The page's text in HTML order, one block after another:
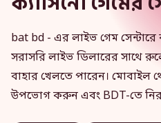
bat bd - এর লাইভ গেম সেন্টারে
সরাসরি লাইভ ডিলারের সাথে
বাহার খেলতে পারেন। মোবাইল
উপভোগ করুন এবং BDT-তে